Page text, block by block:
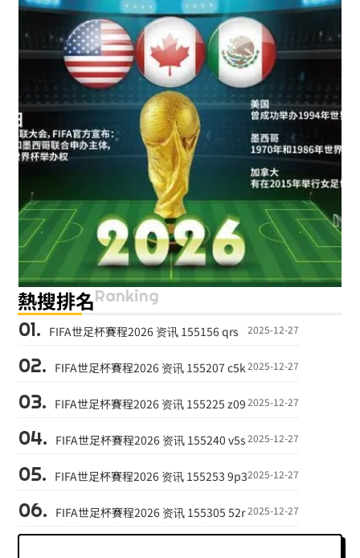
熱搜排名Ranking
FIFA世足杯賽程2026 资讯 155156 qrs 2025-12-27
FIFA世足杯賽程2026 资讯 155207 c5k2025-12-27
FIFA世足杯賽程2026 资讯 155225 z092025-12-27
FIFA世足杯賽程2026 资讯 155240 v5s2025-12-27
FIFA世足杯賽程2026 资讯 155253 9p32025-12-27
FIFA世足杯賽程2026 资讯 155305 52r2025-12-27